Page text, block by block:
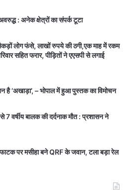
: अनेक क्षेत्रों का संपर्क टूटा
लोग फंसे, लाखों रुपये की ठगी,एक माह में रकम
सहित फरार, पीड़ितों ने एएसपी से लगाई
है ‘अखाड़ा’, – भोपाल में हुआ पुस्तक का विमोचन
7 वर्षीय बालक की दर्दनाक मौत : प्रशासन ने
पर मसीहा बने QRF के जवान, टला बड़ा रेल